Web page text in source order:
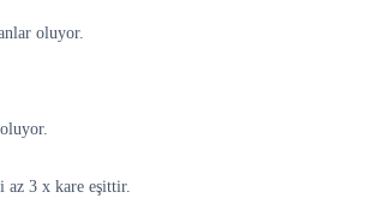
oluyor.
az 3 x kare eşittir.